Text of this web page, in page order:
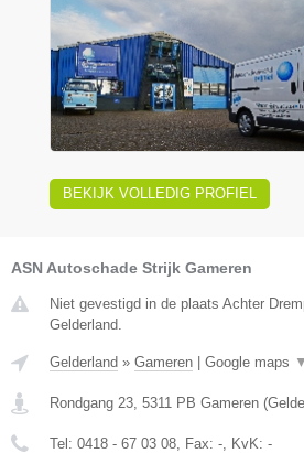
BEKIJK VOLLEDIG PROFIEL
ASN Autoschade Strijk Gameren
Niet gevestigd in de plaats Achter
Gelderland.
Gelderland » Gameren | Google maps ▼
Rondgang 23 5311 PB Gameren (
Tel: 0418 - 67 03 08 , Fax: - , KvK: -